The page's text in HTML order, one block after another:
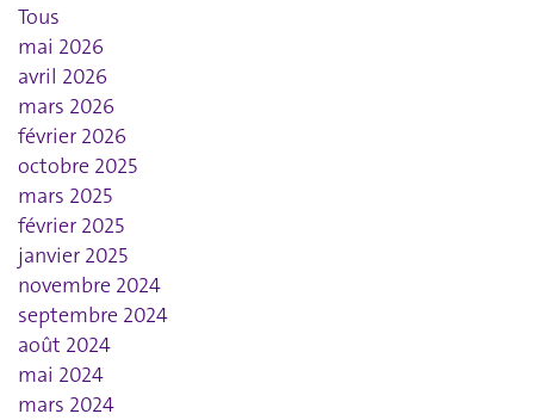
Tous
mai 2026
avril 2026
mars 2026
février 2026
octobre 2025
mars 2025
février 2025
janvier 2025
novembre 2024
septembre 2024
août 2024
mai 2024
mars 2024